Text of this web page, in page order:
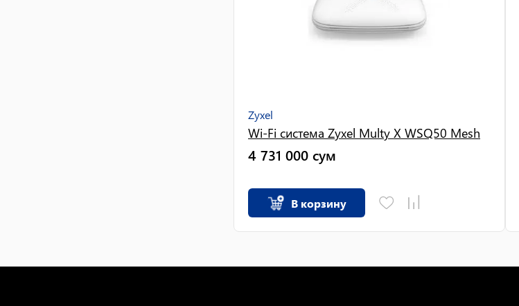
Zyxel
Wi-Fi система Zyxel Multy X WSQ50 Mesh
4 731 000 сум
В корзину